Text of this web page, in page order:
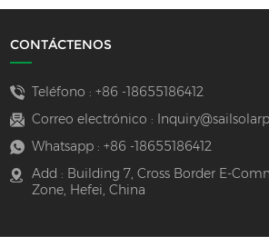
CONTÁCTENOS
Teléfono : +86 -18655186412
Correo electrónico :
Whatsapp : +86 -18655186412
Add : Building 7, Cross Border E-
Zone, Hefei, China